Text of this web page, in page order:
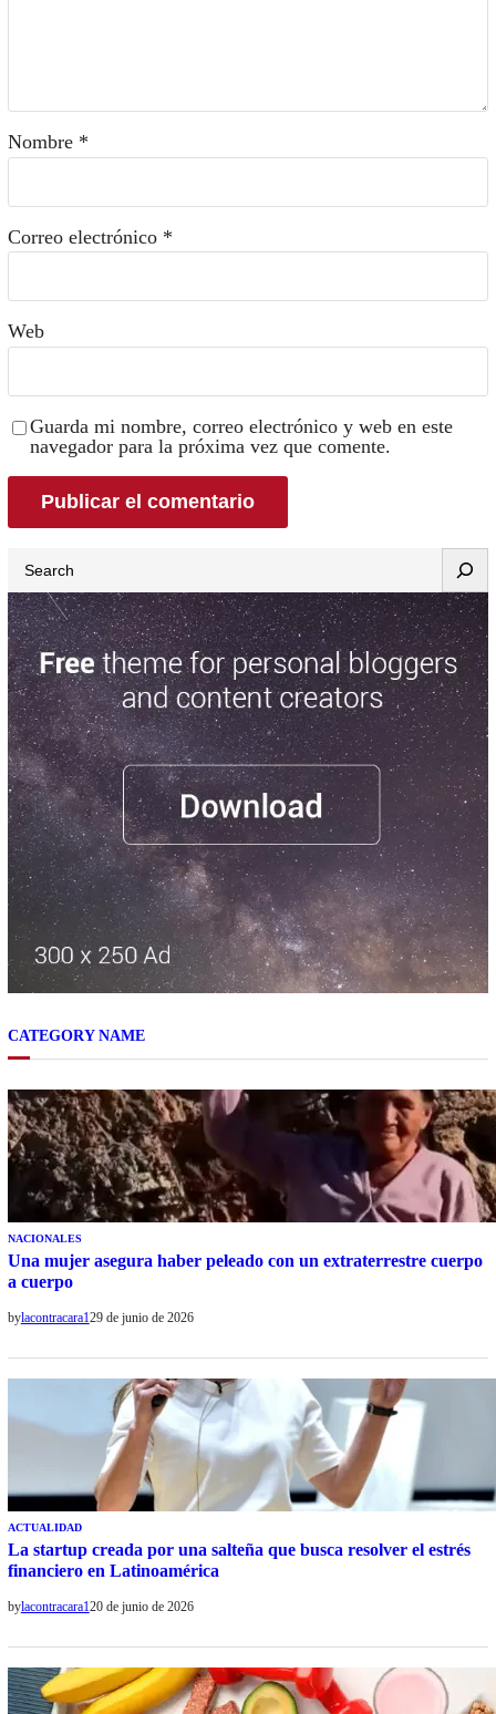
Nombre *
Correo electrónico *
Web
Guarda mi nombre, correo electrónico y web en este
navegador para la próxima vez que comente.
CATEGORY NAME
NACIONALES
Una mujer asegura haber peleado con un extraterrestre cuerpo
a cuerpo
bylacontracara129 de junio de 2026
ACTUALIDAD
La startup creada por una salteña que busca resolver el estrés
financiero en Latinoamérica
bylacontracara120 de junio de 2026